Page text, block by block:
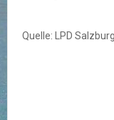
Quelle: LPD Salzburg